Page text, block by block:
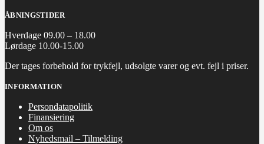
ÅBNINGSTIDER
Hverdage 09.00 – 18.00
Lørdage 10.00-15.00
Der tages forbehold for trykfejl, udsolgte varer og evt. fejl i priser.
INFORMATION
Persondatapolitik
Finansiering
Om os
Nyhedsmail – Tilmelding